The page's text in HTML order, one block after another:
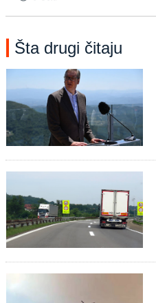
Šta drugi čitaju